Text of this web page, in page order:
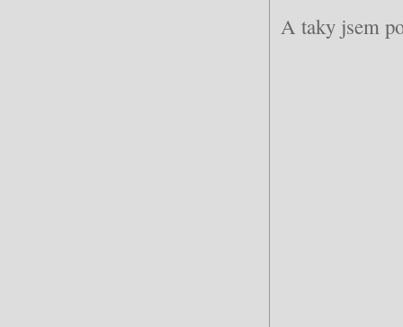
A taky jsem